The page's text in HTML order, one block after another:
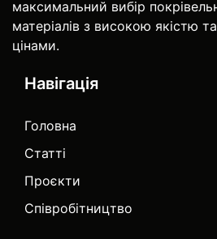
максимальний вибір
матеріалів з високою якістю
цінами.
Навігація
Головна
Статті
Проєкти
Співробітництво